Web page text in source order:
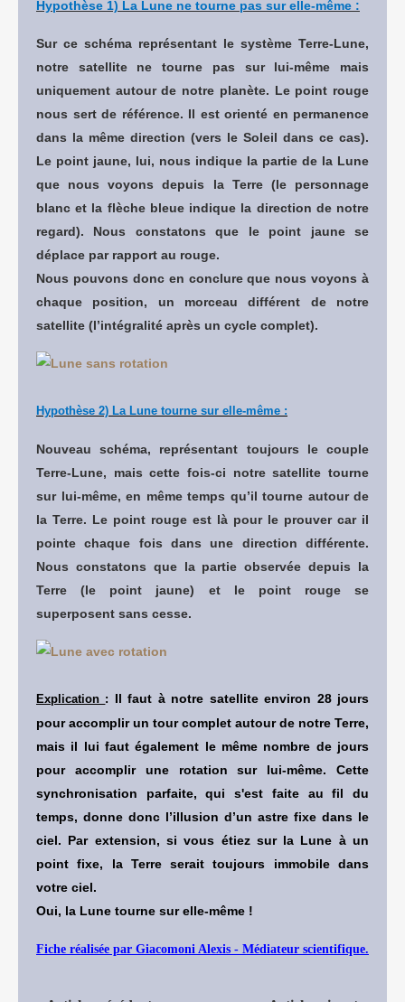
Hypothèse 1) La Lune ne tourne pas sur elle-même :
Sur ce schéma représentant le système Terre-Lune,
notre satellite ne tourne pas sur lui-même mais
uniquement autour de notre planète. Le point rouge
nous sert de référence. Il est orienté en permanence
dans la même direction (vers le Soleil dans ce cas).
Le point jaune, lui, nous indique la partie de la Lune
que nous voyons depuis la Terre (le personnage
blanc et la flèche bleue indique la direction de notre
regard). Nous constatons que le point jaune se
déplace par rapport au rouge.
Nous pouvons donc en conclure que nous voyons à
chaque position, un morceau différent de notre
satellite (l’intégralité après un cycle complet).
Hypothèse 2) La Lune tourne sur elle-même :
Nouveau schéma, représentant toujours le couple
Terre-Lune, mais cette fois-ci notre satellite tourne
sur lui-même, en même temps qu’il tourne autour de
la Terre. Le point rouge est là pour le prouver car il
pointe chaque fois dans une direction différente.
Nous constatons que la partie observée depuis la
Terre (le point jaune) et le point rouge se
superposent sans cesse.
Explication : Il faut à notre satellite environ 28 jours
pour accomplir un tour complet autour de notre Terre,
mais il lui faut également le même nombre de jours
pour accomplir une rotation sur lui-même. Cette
synchronisation parfaite, qui s'est faite au fil du
temps, donne donc l’illusion d’un astre fixe dans le
ciel. Par extension, si vous étiez sur la Lune à un
point fixe, la Terre serait toujours immobile dans
votre ciel.
Oui, la Lune tourne sur elle-même !
Fiche réalisée par Giacomoni Alexis - Médiateur scientifique.